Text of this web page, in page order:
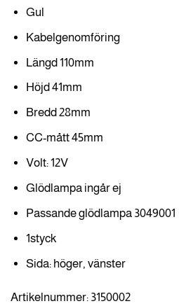
Gul
Kabelgenomföring
Längd 110mm
Höjd 41mm
Bredd 28mm
CC-mått 45mm
Volt: 12V
Glödlampa ingår ej
Passande glödlampa 3049001
1styck
Sida: höger, vänster
Artikelnummer: 3150002